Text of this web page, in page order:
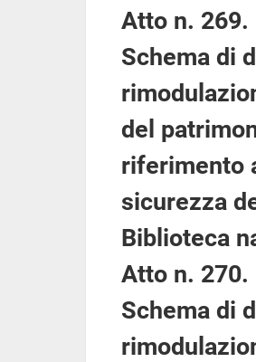
Atto n. 269.
Schema di
del
riferimento
sicurezza
Biblioteca
Atto n. 270.
Schema di